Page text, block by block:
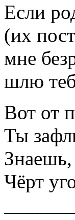
Если
(их
мне
шлю
Вот от
Ты
Чёрт